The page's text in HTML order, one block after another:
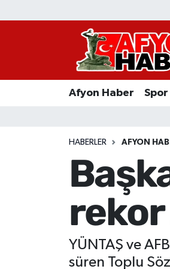
Afyon Haber Spor
HABERLER AFYON
rekor
YÜNTAŞ ve
süren Toplu
Afyon Haber
Asayiş Yaşam
Ekonomi